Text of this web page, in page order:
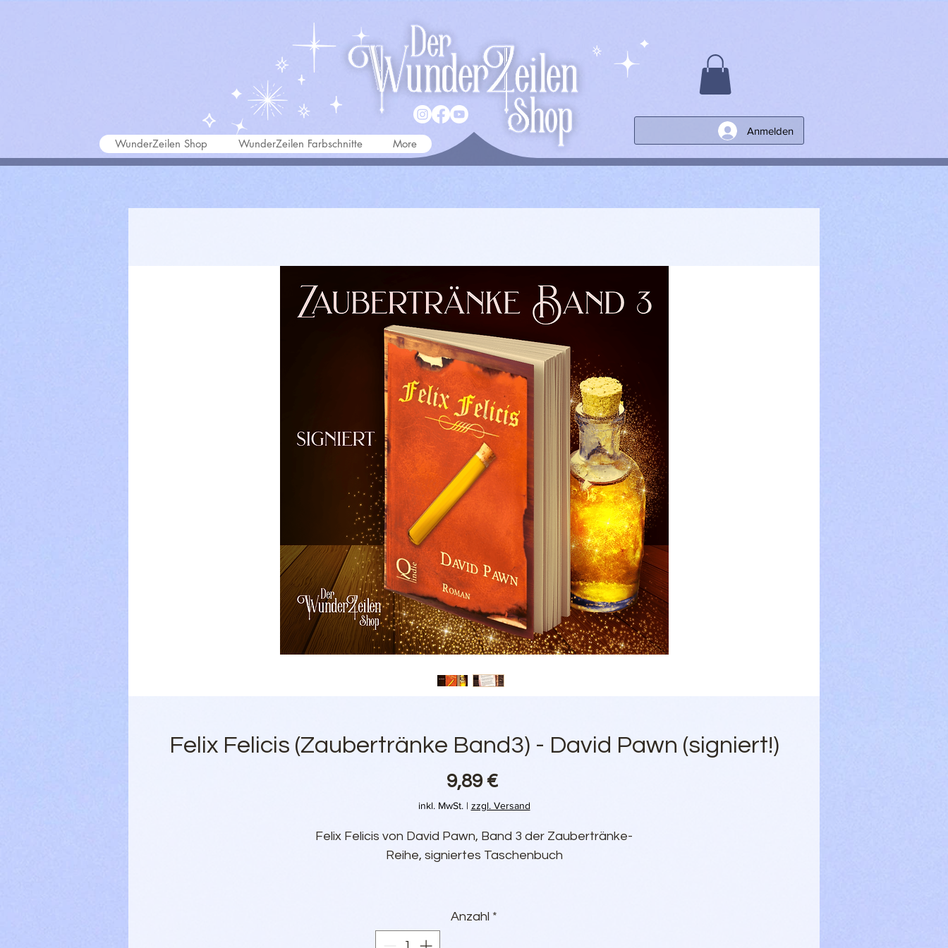
Anmelden
WunderZeilen Shop WunderZeilen Farbschnitte More
Felix Felicis (Zaubertränke Band3) - David Pawn (signiert!)
9,89 €Preis
inkl. MwSt.| zzgl. Versand
Felix Felicis von David Pawn, Band 3 der Zaubertränke-
Reihe, signiertes Taschenbuch
Sophus Schlossers dritter Streich. Nach der Flucht der an
Chorea Magica erkrankten Leiterin des Labors der
Anzahl *